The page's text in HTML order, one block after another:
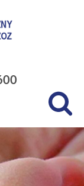
SPZOZ